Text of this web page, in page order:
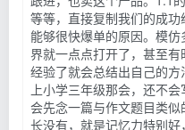
等等，直接复制我们的成
能够很快爆单的原因。模
界就一点点打开了，甚至
经验了就会总结出自己的
上小学三年级那会，还不
会先念一篇与作文题目类
长没有，就是记忆力特别